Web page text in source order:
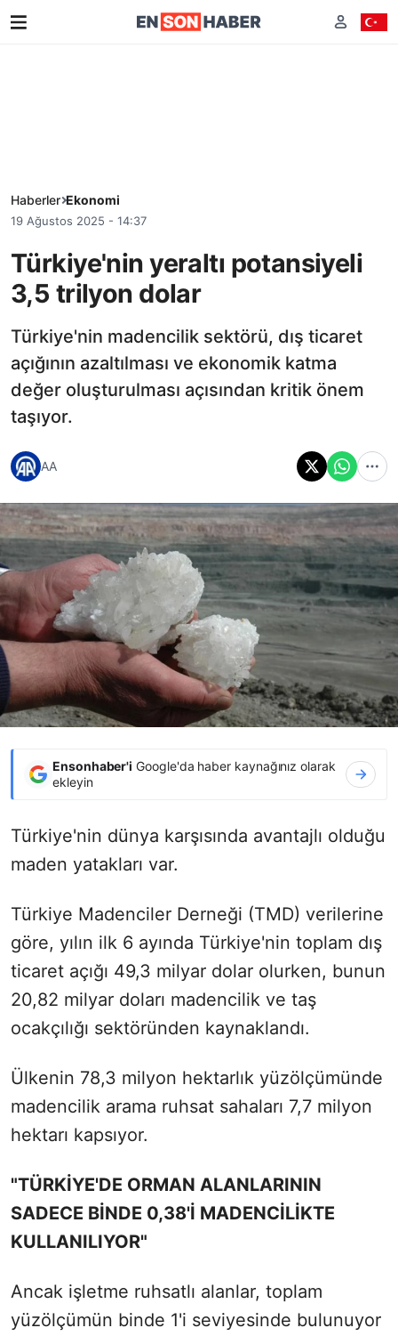
Haberler Ekonomi
19 Ağustos 2025 - 14:37
Türkiye'nin yeraltı potansiyeli
3,5 trilyon dolar
Türkiye'nin madencilik sektörü, dış ticaret
açığının azaltılması ve ekonomik katma
değer oluşturulması açısından kritik önem
taşıyor.
AA
Ensonhaber'i Google'da haber kaynağınız olarak
ekleyin
Türkiye'nin dünya karşısında avantajlı olduğu
maden yatakları var.
Türkiye Madenciler Derneği (TMD) verilerine
göre, yılın ilk 6 ayında Türkiye'nin toplam dış
ticaret açığı 49,3 milyar dolar olurken, bunun
20,82 milyar doları madencilik ve taş
ocakçılığı sektöründen kaynaklandı.
Ülkenin 78,3 milyon hektarlık yüzölçümünde
madencilik arama ruhsat sahaları 7,7 milyon
hektarı kapsıyor.
"TÜRKİYE'DE ORMAN ALANLARININ
SADECE BİNDE 0,38'İ MADENCİLİKTE
KULLANILIYOR"
Ancak işletme ruhsatlı alanlar, toplam
yüzölçümün binde 1'i seviyesinde bulunuyor